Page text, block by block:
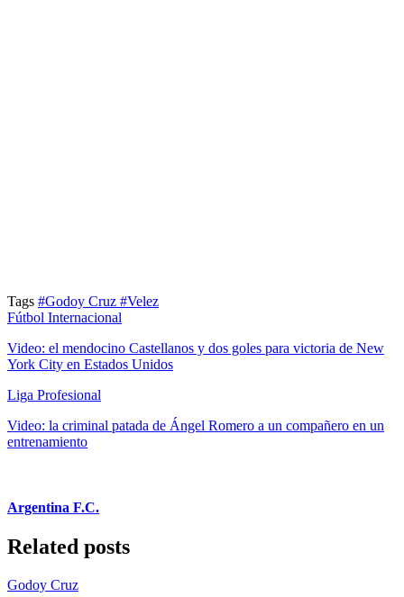
Tags #Godoy Cruz #Velez
Fútbol Internacional
Video: el mendocino Castellanos y dos goles para victoria de New
York City en Estados Unidos
Liga Profesional
Video: la criminal patada de Ángel Romero a un compañero en un
entrenamiento
Argentina F.C.
Related posts
Godoy Cruz